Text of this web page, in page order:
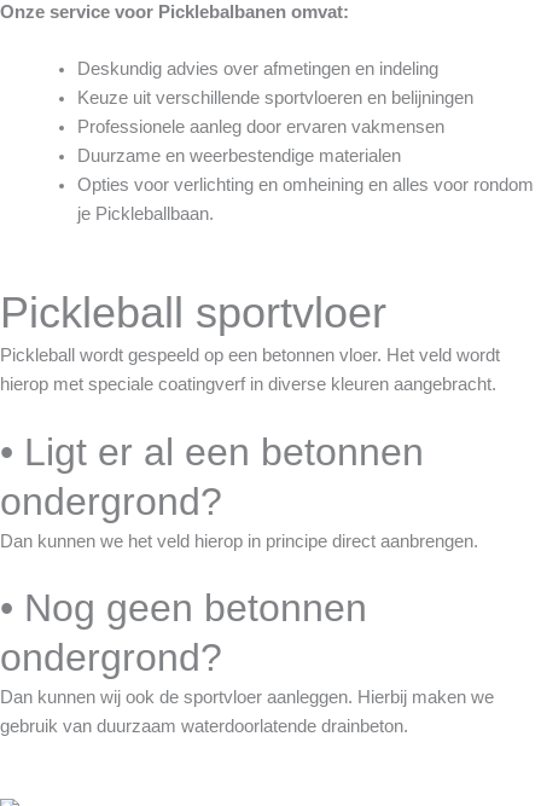
Onze service voor Picklebalbanen omvat:
Deskundig advies over afmetingen en indeling
Keuze uit verschillende sportvloeren en belijningen
Professionele aanleg door ervaren vakmensen
Duurzame en weerbestendige materialen
Opties voor verlichting en omheining en alles voor rondom
je Pickleballbaan.
Pickleball sportvloer
Pickleball wordt gespeeld op een betonnen vloer. Het veld wordt
hierop met speciale coatingverf in diverse kleuren aangebracht.
• Ligt er al een betonnen
ondergrond?
Dan kunnen we het veld hierop in principe direct aanbrengen.
• Nog geen betonnen
ondergrond?
Dan kunnen wij ook de sportvloer aanleggen. Hierbij maken we
gebruik van duurzaam waterdoorlatende drainbeton.